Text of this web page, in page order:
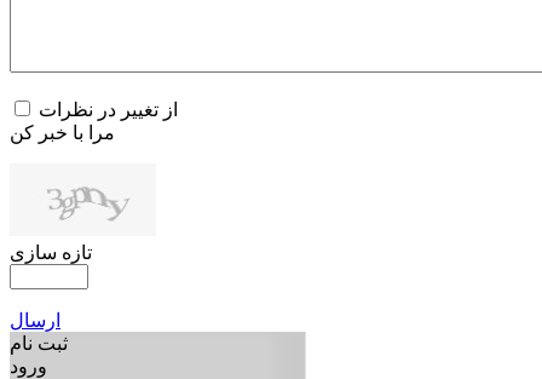
از تغییر در نظرات
مرا با خبر کن
تازه سازی
ارسال
ثبت نام
ورود